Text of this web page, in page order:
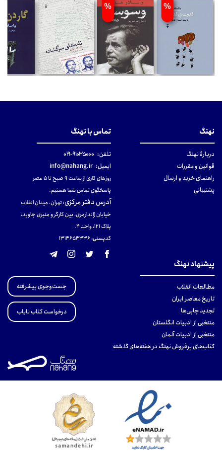
%
%
نهنگ
دربارهٔ نهنگ
قوانین و مقررات
راهنمای خرید و ارسال
پشتیبانی
تماس با نهنگ
تلفن: ۹۱۰۳۵۰۰۰-۰۲۱
ایمیل: info@nahang.ir
روزهای کاری از ساعت ۹ صبح تا ۵ عصر
پاسخگوی تماس شما هستیم.
آدرس دفتر مرکزی:تهران، میدان انقلاب
خیابان ژاندارمری، بین کارگر و منیری جاوید،
پلاک 121، واحد ۴.
کدپستی: 131465433۶
پیشنهاد نهنگ
مطالعات انقلاب
تاریخ معاصر ایران
تجدید چاپی‌ها
منتخبی از ادبیات انگلستان
منتخبی از ادبیات آلمان
کتاب‌های پرفروش نهنگ در هفته‌های گذشته
جست‌وجوی پیشرفته
درخواست کتاب نایاب